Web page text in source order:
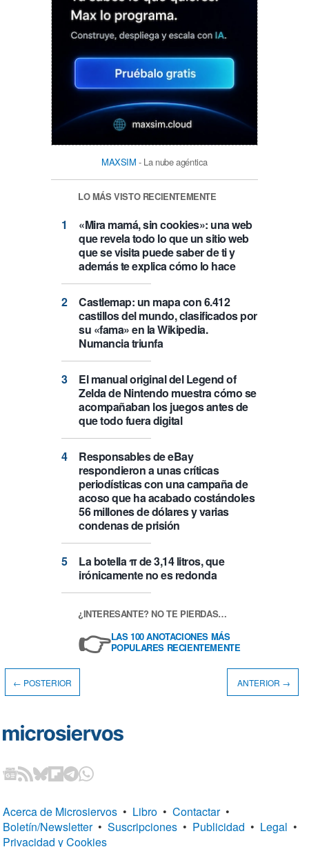
MAXSIM - La nube agéntica
LO MÁS VISTO RECIENTEMENTE
«Mira mamá, sin cookies»: una web
que revela todo lo que un sitio web
que se visita puede saber de ti y
además te explica cómo lo hace
Castlemap: un mapa con 6.412
castillos del mundo, clasificados por
su «fama» en la Wikipedia.
Numancia triunfa
El manual original del Legend of
Zelda de Nintendo muestra cómo se
acompañaban los juegos antes de
que todo fuera digital
Responsables de eBay
respondieron a unas críticas
periodísticas con una campaña de
acoso que ha acabado costándoles
56 millones de dólares y varias
condenas de prisión
La botella π de 3,14 litros, que
irónicamente no es redonda
¿INTERESANTE? NO TE PIERDAS…
👉LAS 100 ANOTACIONES MÁS
POPULARES RECIENTEMENTE
← POSTERIOR ANTERIOR →
Acerca de Microsiervos • Libro • Contactar •
Boletín/Newsletter • Suscripciones • Publicidad • Legal •
Privacidad y Cookies